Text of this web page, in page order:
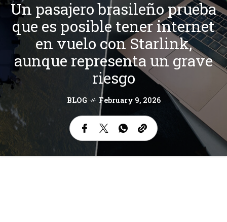
Un pasajero brasileño prueba
que es posible tener internet
en vuelo con Starlink,
aunque representa un grave
riesgo
BLOG February 9, 2026